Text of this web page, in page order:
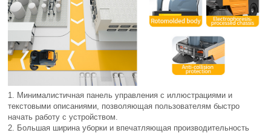
1. Минималистичная панель управления с иллюстрациями и
текстовыми описаниями, позволяющая пользователям быстро
начать работу с устройством.
2. Большая ширина уборки и впечатляющая производительность